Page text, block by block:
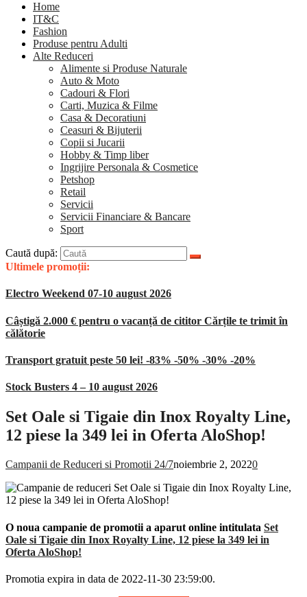
Home
IT&C
Fashion
Produse pentru Adulti
Alte Reduceri
Alimente si Produse Naturale
Auto & Moto
Cadouri & Flori
Carti, Muzica & Filme
Casa & Decoratiuni
Ceasuri & Bijuterii
Copii si Jucarii
Hobby & Timp liber
Ingrijire Personala & Cosmetice
Petshop
Retail
Servicii
Servicii Financiare & Bancare
Sport
Caută după:
Ultimele promoții:
Electro Weekend 07-10 august 2026
Câștigă 2.000 € pentru o vacanță de cititor Cărțile te trimit în
călătorie
Transport gratuit peste 50 lei! -83% -50% -30% -20%
Stock Busters 4 – 10 august 2026
Set Oale si Tigaie din Inox Royalty Line,
12 piese la 349 lei in Oferta AloShop!
Campanii de Reduceri si Promotii 24/7noiembrie 2, 20220
O noua campanie de promotii a aparut online intitulata Set
Oale si Tigaie din Inox Royalty Line, 12 piese la 349 lei in
Oferta AloShop!
Promotia expira in data de 2022-11-30 23:59:00.